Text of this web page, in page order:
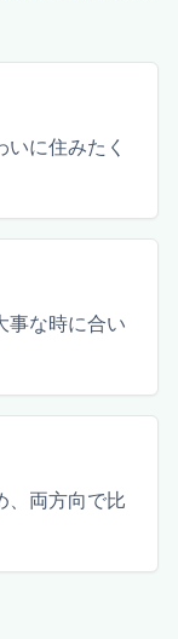
に住みたく
事な時に合い
、両方向で比